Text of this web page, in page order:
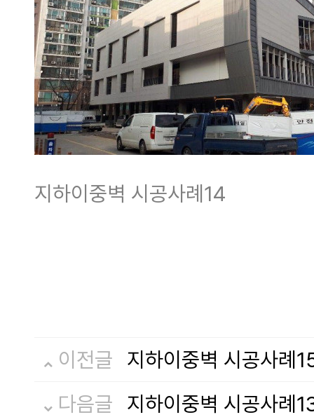
지하이중벽 시공사례14
이전글
지하이중벽 시공사례
다음글
지하이중벽 시공사례